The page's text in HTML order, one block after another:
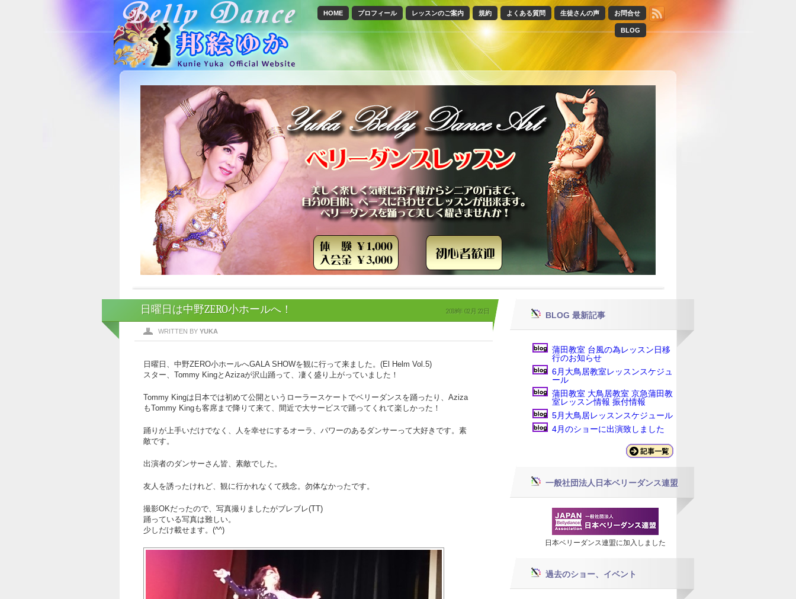
お問合せ
生徒さんの声
よくある質問
規約
レッスンのご案内
プロフィール
HOME
BLOG
日曜日は中野ZERO小ホールへ！ 2018年 02月 22日
WRITTEN BY YUKA
日曜日、中野ZERO小ホールへGALA SHOWを観に行って来ました。(El Helm Vol.5)
スター、Tommy KingとAzizaが沢山踊って、凄く盛り上がっていました！
Tommy Kingは日本では初めて公開というローラースケートでベリーダンスを踊ったり、Aziza
もTommy Kingも客席まで降りて来て、間近で大サービスで踊ってくれて楽しかった！
踊りが上手いだけでなく、人を幸せにするオーラ、パワーのあるダンサーって大好きです。素
敵です。
出演者のダンサーさん皆、素敵でした。
友人を誘ったけれど、観に行かれなくて残念。勿体なかったです。
撮影OKだったので、写真撮りましたがブレブレ(TT)
踊っている写真は難しい。
少しだけ載せます。(^^)
BLOG 最新記事
蒲田教室 台風の為レッスン日移
行のお知らせ
6月大鳥居教室レッスンスケジュ
ール
蒲田教室 大鳥居教室 京急蒲田教
室レッスン情報 振付情報
5月大鳥居レッスンスケジュール
4月のショーに出演致しました
一般社団法人日本ベリーダンス連盟
日本ベリーダンス連盟に加入しました
過去のショー、イベント